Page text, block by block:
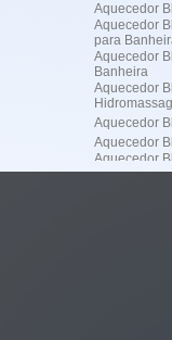
Aquecedor
Aquecedor
para
Aquecedor
Banheira
Aquecedor
Aquecedor
Aquecedor
Aquecedor
Profissional
Residencial
Aquecedor
Aquecedor
Aquecedor
Aquecedor